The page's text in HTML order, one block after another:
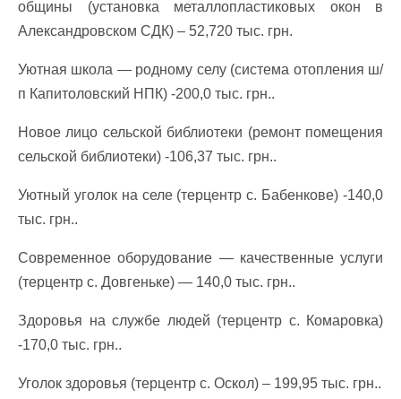
общины (установка металлопластиковых окон в
Александровском СДК) – 52,720 тыс. грн.
Уютная школа — родному селу (система отопления ш/
п Капитоловский НПК) -200,0 тыс. грн..
Новое лицо сельской библиотеки (ремонт помещения
сельской библиотеки) -106,37 тыс. грн..
Уютный уголок на селе (терцентр с. Бабенкове) -140,0
тыс. грн..
Современное оборудование — качественные услуги
(терцентр с. Довгеньке) — 140,0 тыс. грн..
Здоровья на службе людей (терцентр с. Комаровка)
-170,0 тыс. грн..
Уголок здоровья (терцентр с. Оскол) – 199,95 тыс. грн..